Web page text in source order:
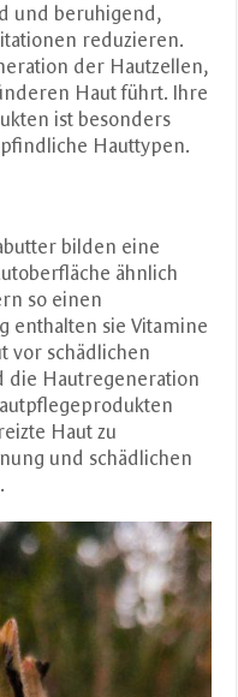
und beruhigend,
reduzieren.
der Hautzellen,
Haut führt. Ihre
ist besonders
Hauttypen.
bilden eine
ähnlich
so einen
enthalten sie Vitamine
vor schädlichen
die Hautregeneration
Haut zu
und schädlichen